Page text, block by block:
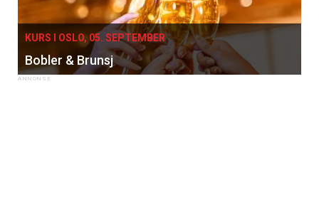
KURS I OSLO, 05. SEPTEMBER
Bobler & Brunsj